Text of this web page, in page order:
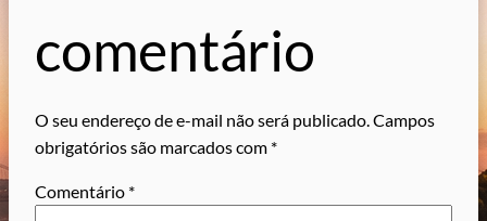
comentário
O seu endereço de e-mail não será publicado.Campos
obrigatórios são marcados com *
Comentário *